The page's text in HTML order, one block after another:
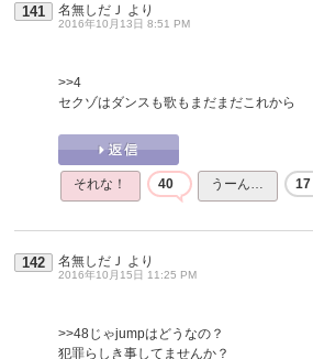
141 名無しだＪ より
2016年10月13日 8:51 PM
>>4
セクゾはダンスも歌もまだまだこれから
それな！ 40 うーん… 17
142 名無しだＪ より
2016年10月15日 11:25 PM
>>48じゃjumpはどうなの？
犯罪らしき事してませんか？